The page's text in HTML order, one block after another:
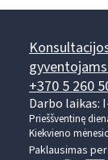
+370 5 260
Darbo laikas:
Prieššventinę
Kiekvieno
Paklausimas per